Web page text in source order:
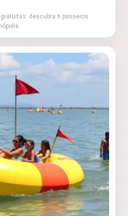
descubra 6 passeios